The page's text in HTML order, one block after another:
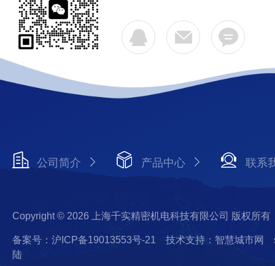
公司简介 产品中心 联系
Copyright © 2026 上海千实精密机电科技有限公司 版权所有
备案号：沪ICP备19013553号-21 技术支持：智慧城市网
陆